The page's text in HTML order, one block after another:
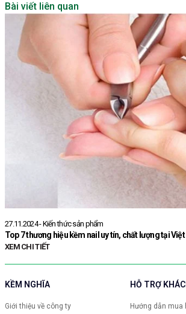
Bài viết liên quan
27.11.2024 - Kiến thức sản phẩm
Top 7 thương hiệu kềm nail uy tín, chất lượng tại
XEM CHI TIẾT
KỀM NGHĨA
Giới thiệu về công ty
HỖ TRỢ
Hướng dẫn mua